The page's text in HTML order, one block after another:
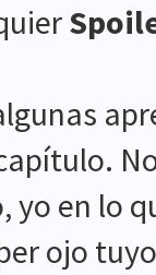
yo en lo
ojo